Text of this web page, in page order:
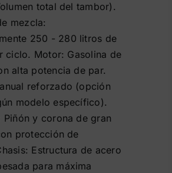
total del tambor).
mezcla:
250 - 280 litros de
ciclo. Motor: Gasolina de
alta potencia de par.
reforzado (opción
modelo específico).
Piñón y corona de gran
protección de
Estructura de acero
para máxima